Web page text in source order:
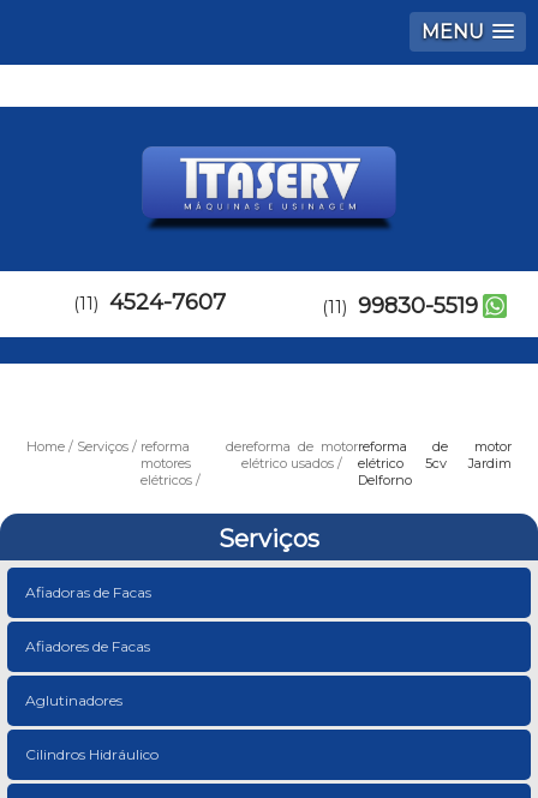
MENU
(11) 4524-7607 (11) 99830-5519
Home Serviços
reforma de
motores
elétricos
reforma de motor
elétrico usados
reforma de motor
elétrico 5cv Jardim
Delforno
Serviços
Afiadoras de Facas
Afiadores de Facas
Aglutinadores
Cilindros Hidráulico